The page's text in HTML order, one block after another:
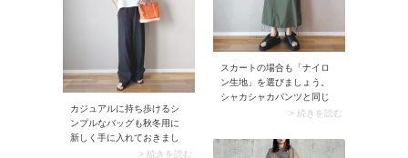
囲気に見せるのが気分。
スカートの場合も「ナイロ
ン生地」を選びましょう。
シャカシャカパンツと同じ
く雨がしみ込みにくいの
配も軽減されますよ。スカ
ートはすっきりシルエット
> 続きを読む
カジュアルに持ち歩けるシ
ンプルなバッグも秋冬用に
新しく手に入れておきまし
ょう。例えば爽やかなオレ
> 続きを読む